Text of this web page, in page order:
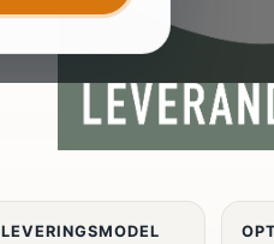
LEVERINGSMODEL